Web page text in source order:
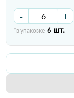
- +
*в упаковке 6 шт.